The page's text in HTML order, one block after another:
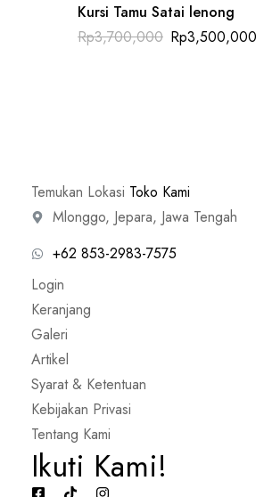
Kursi Tamu Satai lenong
Rp3,700,000 Harga
aslinya
Rp3,500,000
Temukan Lokasi Toko Kami
Mlonggo, Jepara, Jawa Tengah
+62 853-2983-7575
Login
Keranjang
Galeri
Artikel
Syarat & Ketentuan
Kebijakan Privasi
Tentang Kami
Ikuti Kami!